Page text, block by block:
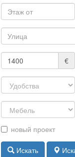
€
новый проект
Искать